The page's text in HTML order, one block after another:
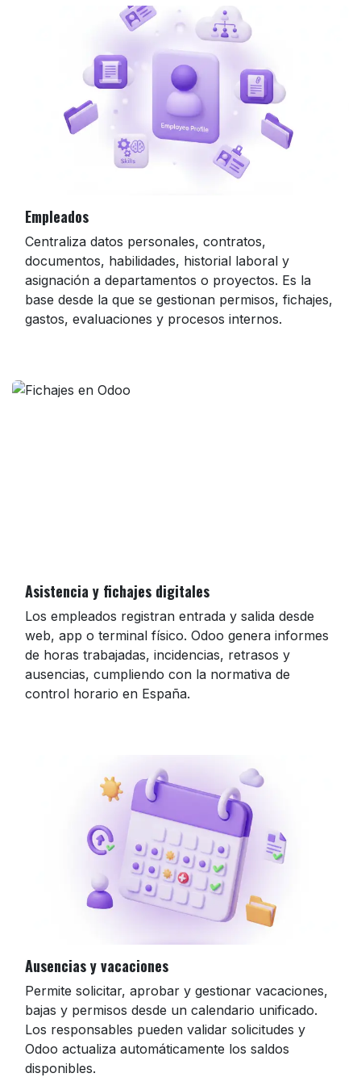
Empleados
Centraliza datos personales, contratos,
documentos, habilidades, historial laboral y
asignación a departamentos o proyectos. Es la
base desde la que se gestionan permisos, fichajes,
gastos, evaluaciones y procesos internos.
Asistencia y fichajes digitales
Los empleados registran entrada y salida desde
web, app o terminal físico. Odoo genera informes
de horas trabajadas, incidencias, retrasos y
ausencias, cumpliendo con la normativa de
control horario en España.
Ausencias y vacaciones
Permite solicitar, aprobar y gestionar vacaciones,
bajas y permisos desde un calendario unificado.
Los responsables pueden validar solicitudes y
Odoo actualiza automáticamente los saldos
disponibles.